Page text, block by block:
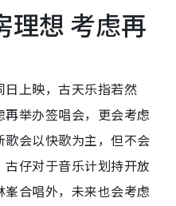
理想 考虑再
日上映，古天乐指若然
再举办签唱会，更会考虑
会以快歌为主，但不会
仔对于音乐计划持开放
合唱外，未来也会考虑